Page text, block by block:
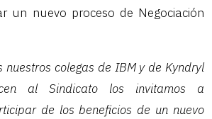
un nuevo proceso de Negociación
nuestros colegas de IBM y de Kyndryl
al Sindicato los invitamos a
de los beneficios de un nuevo